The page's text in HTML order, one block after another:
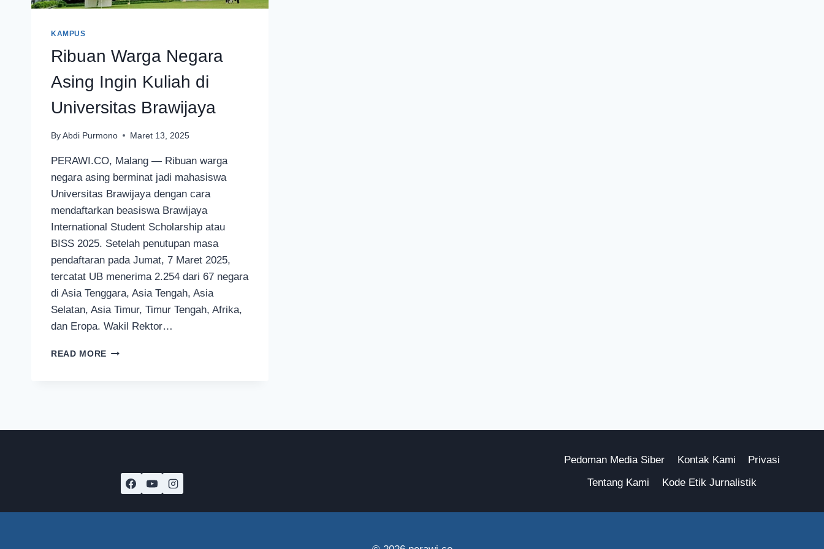
KAMPUS
Ribuan Warga Negara
Asing Ingin Kuliah di
Universitas Brawijaya
By Abdi Purmono Maret 13, 2025
PERAWI.CO, Malang — Ribuan warga
negara asing berminat jadi mahasiswa
Universitas Brawijaya dengan cara
mendaftarkan beasiswa Brawijaya
International Student Scholarship atau
BISS 2025. Setelah penutupan masa
pendaftaran pada Jumat, 7 Maret 2025,
tercatat UB menerima 2.254 dari 67 negara
di Asia Tenggara, Asia Tengah, Asia
Selatan, Asia Timur, Timur Tengah, Afrika,
dan Eropa. Wakil Rektor…
READ MORE RIBUAN
Pedoman Media Siber Kontak Kami
Privasi
Tentang Kami
Kode Etik Jurnalistik